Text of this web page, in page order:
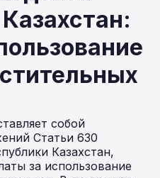
собой
Статьи 630
Казахстан,
за использование